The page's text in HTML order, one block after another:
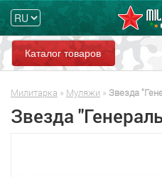
Каталог товаров
Милитарка » Муляжи » Звезда
Звезда